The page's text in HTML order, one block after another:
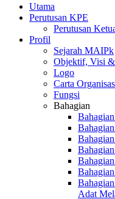
Utama
Perutusan KPE
Perutusan
Profil
Sejarah MAIPk
Objektif, Visi
Logo
Carta
Fungsi
Bahagian
Adat